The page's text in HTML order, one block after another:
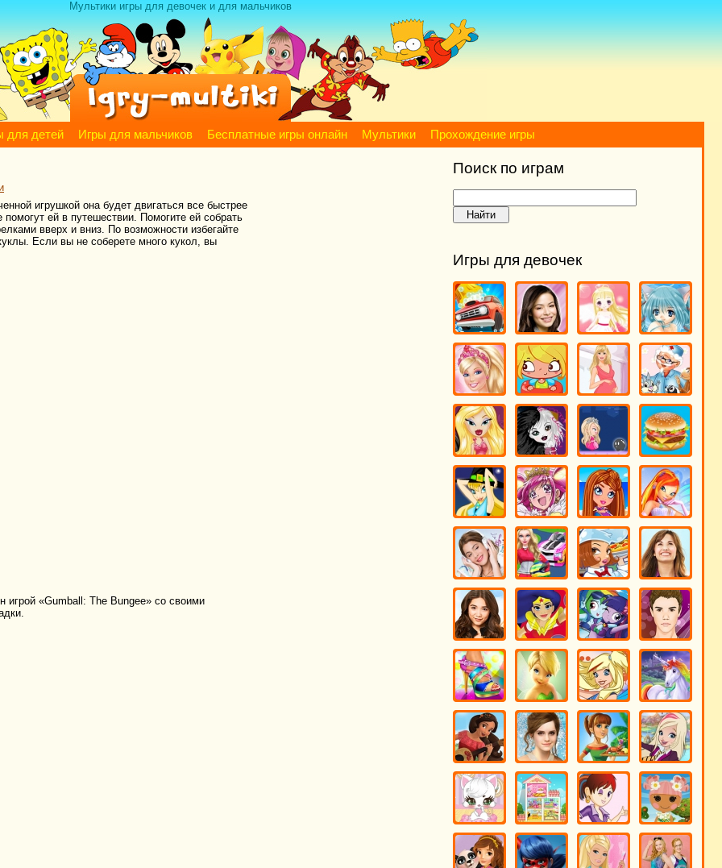
Мультики игры для девочек и для мальчиков
для детей Игры для мальчиков Бесплатные игры онлайн Мультики Прохождение игры
игрушкой она будет двигаться все быстрее
ей в путешествии. Помогите ей собрать
вверх и вниз. По возможности избегайте
Если вы не соберете много кукол, вы
игрой «Gumball: The Bungee» со своими
Поиск по играм
Игры для девочек